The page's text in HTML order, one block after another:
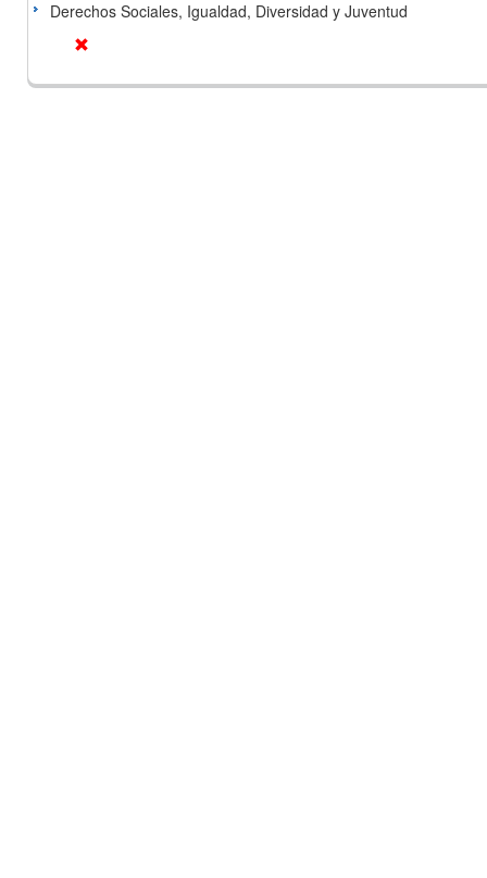
Derechos Sociales, Igualdad, Diversidad y Juventud